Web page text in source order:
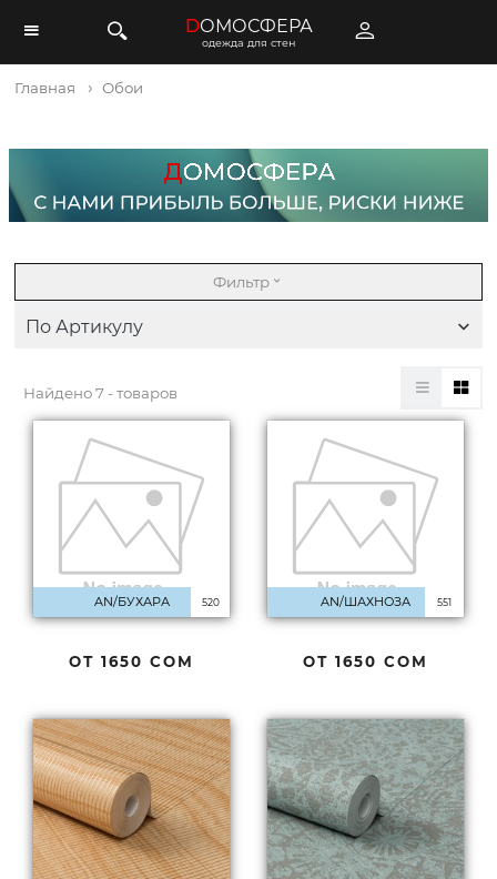
DОМОСФЕРА
одежда для стен
Главная Обои
Фильтр
По Артикулу
Найдено7 - товаров
520
AN/БУХАРА
ОТ 1650 СОМ
551
AN/ШАХНОЗА
ОТ 1650 СОМ